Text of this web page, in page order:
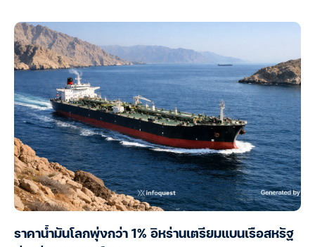
ราคาน้ำมันโลกพุ่งกว่า 1% อิหร่านเตรียมแบนเรือสหรัฐ